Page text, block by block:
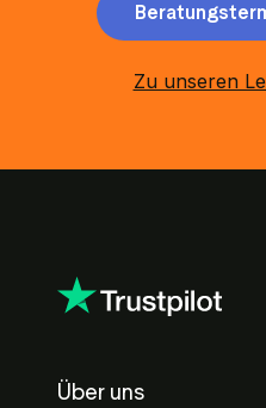
Zu unseren
Über uns